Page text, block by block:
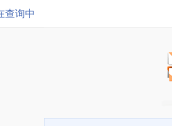
查询中